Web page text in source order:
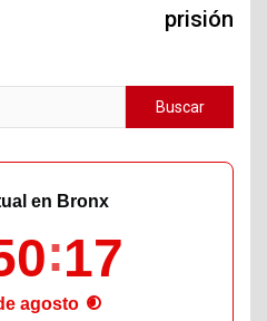
prisión
en Bronx
18
agosto